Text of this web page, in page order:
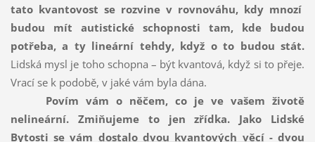
tato kvantovost se rozvine v rovnováhu, kdy mnozí
budou mít autistické schopnosti tam, kde budou
potřeba, a ty lineární tehdy, když o to budou stát.
Lidská mysl je toho schopna – být kvantová, když si to přeje.
Vrací se k podobě, v jaké vám byla dána.
Povím vám o něčem, co je ve vašem životě
nelineární.
Zmiňujeme to jen zřídka.
Jako Lidské
Bytosti se vám dostalo dvou kvantových věcí- dvou